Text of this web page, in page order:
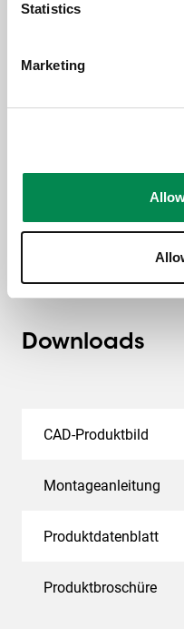
Statistics
Marketing
TAA zertifiziert
Mit dieser TAA-Siegel
Land ist eine Nation, die
oder akzeptable
Downloads
CAD-Produktbild
Montageanleitung
Produktdatenblatt
Produktbroschüre